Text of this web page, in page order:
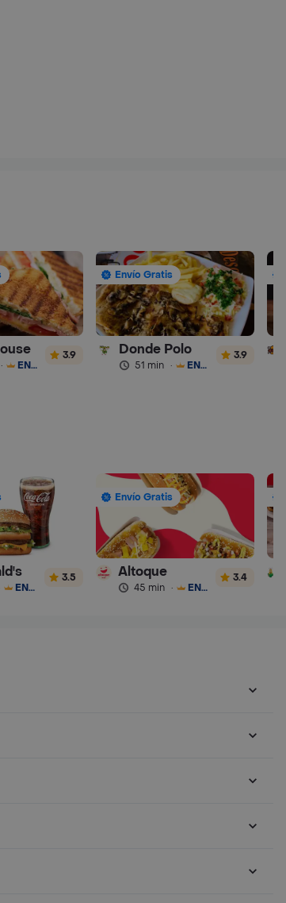
· ENVÍO GRATIS
3.9
Envío Gratis
Donde Polo
51 min · ENVÍO GRATIS
3.9
ENVÍO GRATIS
3.5
Envío Gratis
Altoque
45 min · ENVÍO GRATIS
3.4